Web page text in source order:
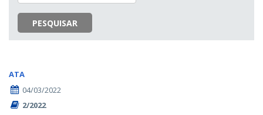
PESQUISAR
ATA
04/03/2022
2/2022